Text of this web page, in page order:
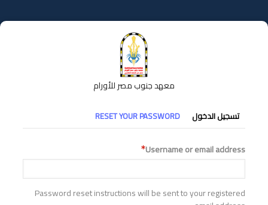
إلى
المحتوى
معهد جنوب مصر للأورام
التبويبات
الأساسية
تسجيل الدخول RESET YOUR PASSWORD
Username or email address
Password reset instructions will be sent to your registered